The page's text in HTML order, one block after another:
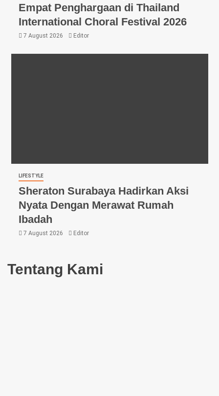
Empat Penghargaan di Thailand
International Choral Festival 2026
7 August 2026 Editor
LIFESTYLE
Sheraton Surabaya Hadirkan Aksi
Nyata Dengan Merawat Rumah
Ibadah
7 August 2026 Editor
Tentang Kami